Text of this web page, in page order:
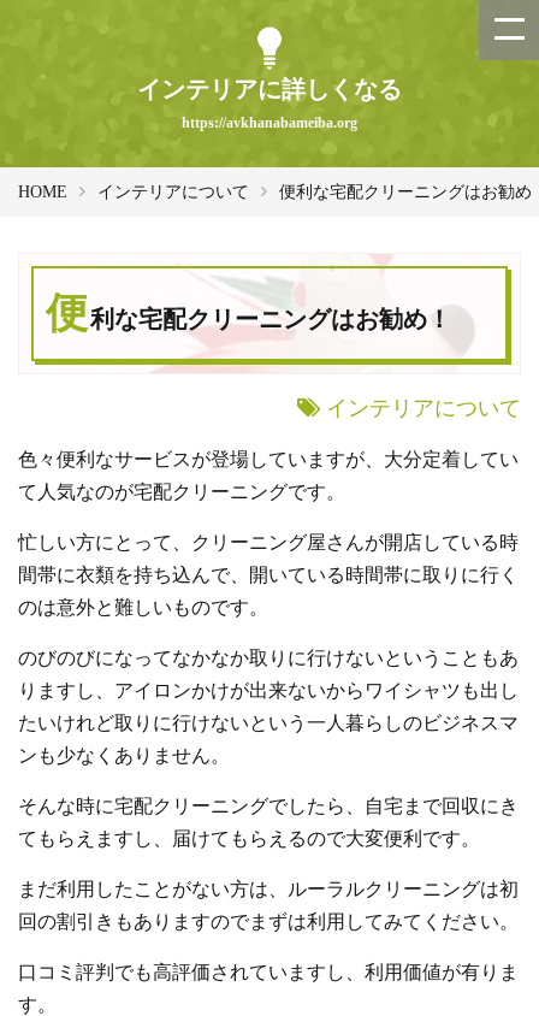
インテリアに詳しくなる
https://avkhanabameiba.org
HOME インテリアについて 便利な宅配クリーニングはお勧め
便利な宅配クリーニングはお勧め！
インテリアについて
色々便利なサービスが登場していますが、大分定着してい
て人気なのが宅配クリーニングです。
忙しい方にとって、クリーニング屋さんが開店している時
間帯に衣類を持ち込んで、開いている時間帯に取りに行く
のは意外と難しいものです。
のびのびになってなかなか取りに行けないということもあ
りますし、アイロンかけが出来ないからワイシャツも出し
たいけれど取りに行けないという一人暮らしのビジネスマ
ンも少なくありません。
そんな時に宅配クリーニングでしたら、自宅まで回収にき
てもらえますし、届けてもらえるので大変便利です。
まだ利用したことがない方は、ルーラルクリーニングは初
回の割引きもありますのでまずは利用してみてください。
口コミ評判でも高評価されていますし、利用価値が有りま
す。